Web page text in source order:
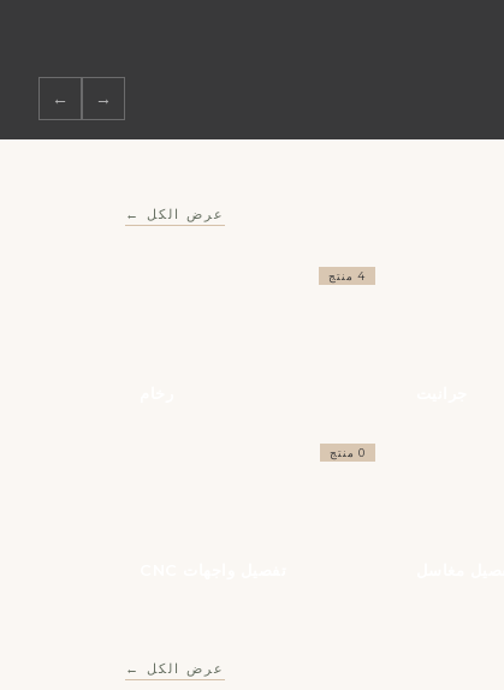
→
←
عرض الكل ←
4 منتج
0 منتج
عرض الكل ←